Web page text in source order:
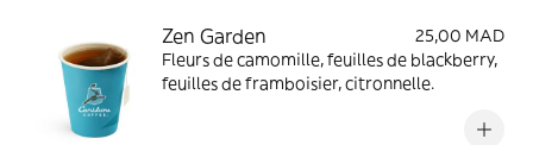
Zen Garden
25,00 MAD
Fleurs de camomille, feuilles de blackberry,
feuilles de framboisier, citronnelle.